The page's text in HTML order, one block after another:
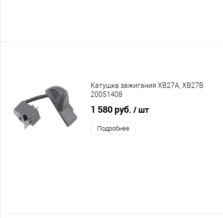
Катушка зажигания XB27A, XB27B
20051408
1 580 руб. / шт
Подробнее